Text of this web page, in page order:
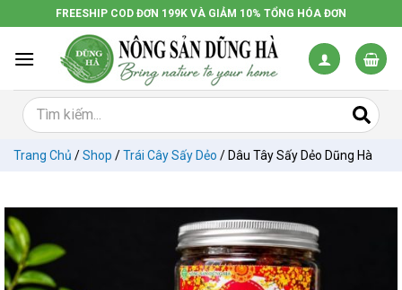
đến
dung
FREESHIP COD ĐƠN 199K VÀ GIẢM 10% TỔNG HÓA ĐƠN
Trang Chủ /Shop /Trái Cây Sấy Dẻo / Dâu Tây Sấy Dẻo Dũng Hà